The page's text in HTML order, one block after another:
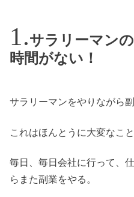
サラリーマン
時間がない！
サラリーマンをやりながら副
これはほんとうに大変なこと
毎日、毎日会社に行って、
らまた副業をやる。